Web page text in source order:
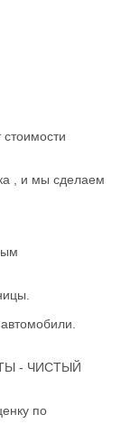
, и мы сделаем
- ЧИСТЫЙ
по